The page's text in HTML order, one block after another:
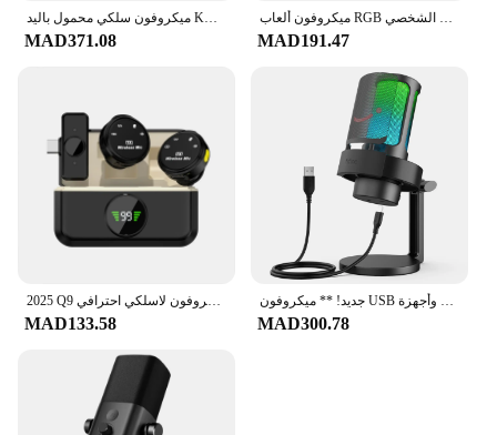
MAD371.08 MAD191.47
MAD133.58 MAD300.78